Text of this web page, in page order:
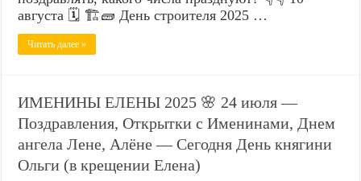
августа 🗓️ 🏗️🧱 День строителя 2025 …
Читать далее »
ИМЕНИНЫ ЕЛЕНЫ 2025 🌸 24 июля —
Поздравления, Открытки с Именинами, Днем
ангела Лене, Алёне — Сегодня День княгини
Ольги (в крещении Елена)